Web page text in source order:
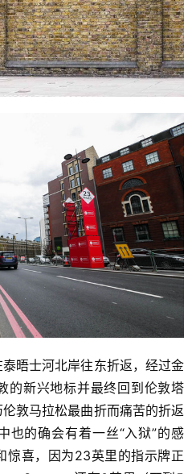
晤士河北岸往东折返，经过金
的新兴地标并最终回到伦敦塔
敦马拉松最曲折而痛苦的折返
也的确会有着一丝“入狱”的感
惊喜，因为23英里的指示牌正